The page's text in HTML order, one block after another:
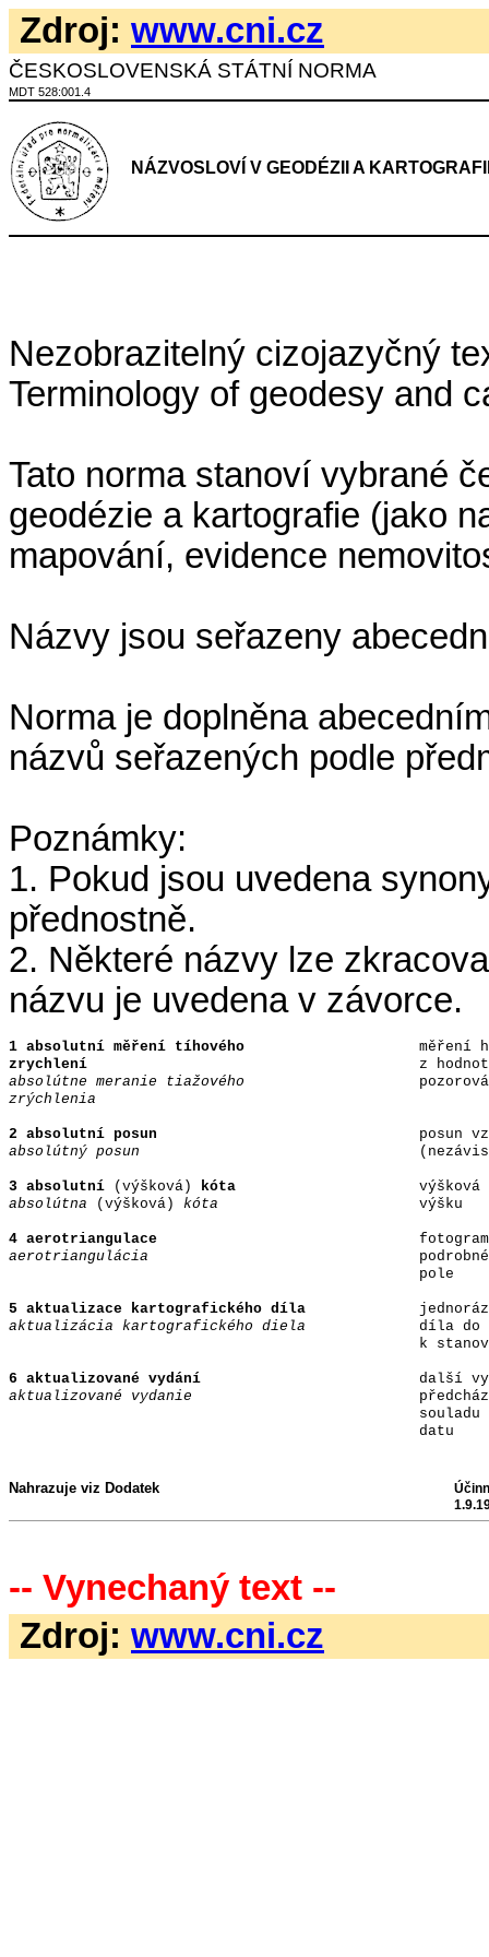
Zdroj: www.cni.cz
ČESKOSLOVENSKÁ STÁTNÍ NORMA
MDT 528:001.4
NÁZVOSLOVÍ V GEODÉZII A
Nezobrazitelný cizojazyčný
Terminology of geodesy and
Tato norma stanoví vybrané
geodézie a kartografie (jako
mapování, evidence
Názvy jsou seřazeny
Norma je doplněna
názvů seřazených podle
Poznámky:
1. Pokud jsou uvedena
přednostně.
2. Některé názvy lze
názvu je uvedena v závorce.
1 absolutní měření tíhového
měření
zrychlení
z
absolútne meranie tiažového
zrýchlenia
2 absolutní posun
posun
absolútný posun
3 absolutní (výšková) kóta
absolútna
(výšková) kóta výšku
4 aerotriangulace
aerotriangulácia
pole
5 aktualizace kartografického díla
aktualizácia kartografického diela
díla do
k
6 aktualizované vydání
další
aktualizované vydanie
souladu
datu
Nahrazuje viz Dodatek
-- Vynechaný text --
Zdroj: www.cni.cz